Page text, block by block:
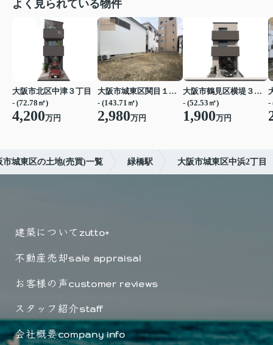
よく見られている物件
大阪市北区中津３丁目
- (72.78㎡)
4,200万円
大阪市城東区関目１丁目
- (143.71㎡)
2,980万円
大阪市鶴見区横堤３丁目
- (52.53㎡)
1,900万円
-
市城東区の土地(売買)一覧 緑橋駅 大阪市城東区中浜2丁目
建築について zutto+
不動産売却sale appraisal
お客様の声customer reviews
スタッフ紹介staff
会社概要company info